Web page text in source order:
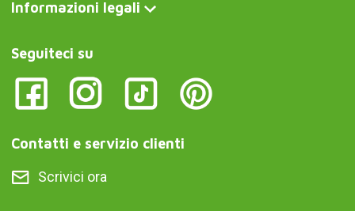
Informazioni legali
Seguiteci su
Contatti e servizio clienti
Scrivici ora